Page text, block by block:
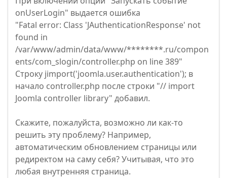
onUserLogin" выдается ошибка
"Fatal error: Class 'JAuthenticationResponse' not
found in
/var/www/admin/data/www/********.ru/compon
ents/com_slogin/controller.php on line 389"
Строку jimport('joomla.user.authentication'); в
начало controller.php после строки "// import
Joomla controller library" добавил.
Скажите, пожалуйста, возможно ли как-то
решить эту проблему? Например,
автоматическим обновлением страницы или
редиректом на саму себя? Учитывая, что это
любая внутренняя страница.